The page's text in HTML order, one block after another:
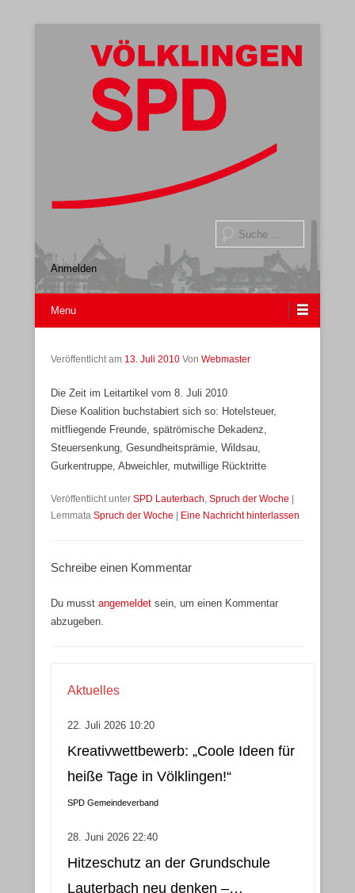
Anmelden
Menu
Veröffentlicht am 13. Juli 2010 Von Webmaster
Die Zeit im Leitartikel vom 8. Juli 2010
Diese Koalition buchstabiert sich so: Hotelsteuer,
mitfliegende Freunde, spätrömische Dekadenz,
Steuersenkung, Gesundheitsprämie, Wildsau,
Gurkentruppe, Abweichler, mutwillige Rücktritte
Veröffentlicht unter SPD Lauterbach, Spruch der Woche
Lemmata Spruch der Woche Eine Nachricht hinterlassen
Schreibe einen Kommentar
Du musst angemeldet sein, um einen Kommentar
abzugeben.
Aktuelles
22. Juli 2026 10:20
Kreativwettbewerb: „Coole Ideen für
heiße Tage in Völklingen!“
SPD Gemeindeverband
28. Juni 2026 22:40
Hitzeschutz an der Grundschule
Lauterbach neu denken –